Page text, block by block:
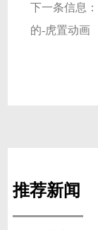
下一条信息：
的-虎置动画
推荐新闻